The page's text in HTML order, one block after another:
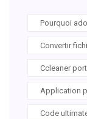
Pourquoi
Convertir
Ccleaner
Application
Code